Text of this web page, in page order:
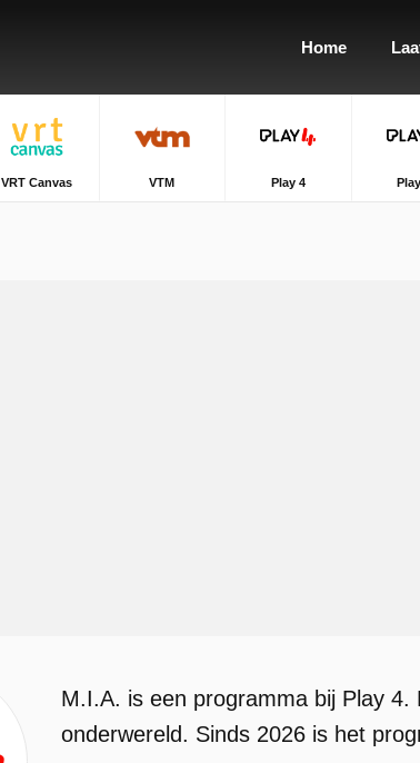
Home
VRT Canvas VTM Play 4
M.I.A. is een programma bij Play 4.
onderwereld. Sinds 2026 is het